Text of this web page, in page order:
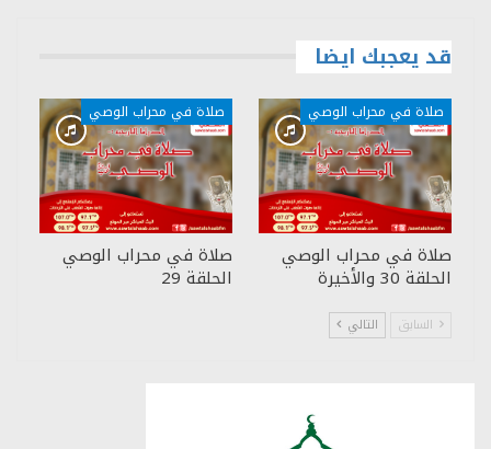
قد يعجبك ايضا
صلاة في محراب الوصي
صلاة في محراب الوصي
الحلقة 30 والأخيرة
صلاة في محراب الوصي
صلاة في محراب الوصي
الحلقة 29
السابق التالي